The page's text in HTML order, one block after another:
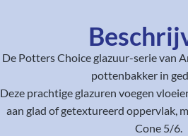
De Potters Choice glazuur-serie van
pottenbakker in
Deze prachtige glazuren voegen
aan glad of getextureerd oppervlak,
Cone 5/6.